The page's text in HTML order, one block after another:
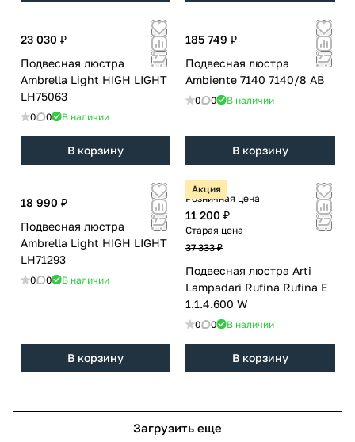
23 030 ₽
Подвесная люстра
Ambrella Light HIGH LIGHT
LH75063
0 0 В наличии
В корзину
185 749 ₽
Подвесная люстра
Ambiente 7140 7140/8 AB
0 0 В наличии
В корзину
18 990 ₽
Подвесная люстра
Ambrella Light HIGH LIGHT
LH71293
0 0 В наличии
В корзину
Акция
Розничная цена
11 200 ₽
Старая цена
37 333 ₽
Подвесная люстра Arti
Lampadari Rufina Rufina E
1.1.4.600 W
0 0 В наличии
В корзину
Загрузить еще